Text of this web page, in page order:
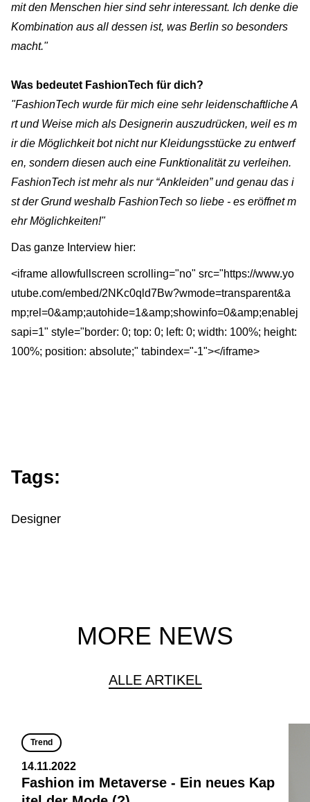
mit den Menschen hier sind sehr interessant. Ich denke die
Kombination aus all dessen ist, was Berlin so besonders
macht."
Was bedeutet FashionTech für dich?
"FashionTech wurde für mich eine sehr leidenschaftliche A
rt und Weise mich als Designerin auszudrücken, weil es m
ir die Möglichkeit bot nicht nur Kleidungsstücke zu entwerf
en, sondern diesen auch eine Funktionalität zu verleihen.
FashionTech ist mehr als nur “Ankleiden” und genau das i
st der Grund weshalb FashionTech so liebe - es eröffnet m
ehr Möglichkeiten!"
Das ganze Interview hier:
<iframe allowfullscreen scrolling="no" src="https://www.yo
utube.com/embed/2NKc0qld7Bw?wmode=transparent&a
mp;rel=0&amp;autohide=1&amp;showinfo=0&amp;enablej
sapi=1" style="border: 0; top: 0; left: 0; width: 100%; height:
100%; position: absolute;" tabindex="-1"></iframe>
Tags:
Designer
MORE NEWS
ALLE ARTIKEL
Trend
14.11.2022
Fashion im Metaverse - Ein neues Kap